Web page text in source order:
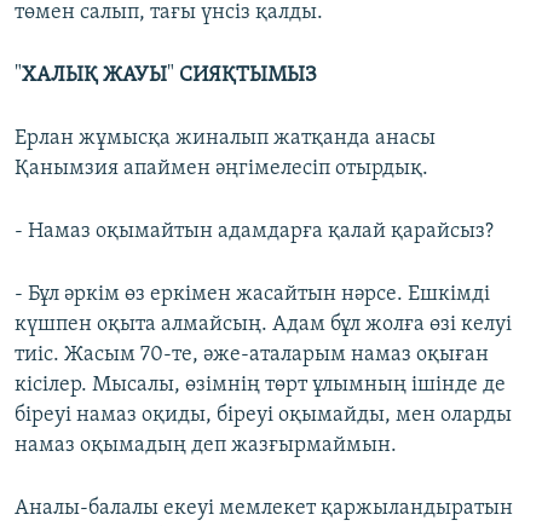
төмен салып, тағы үнсіз қалды.
"ХАЛЫҚ ЖАУЫ" СИЯҚТЫМЫЗ
Ерлан жұмысқа жиналып жатқанда анасы
Қанымзия апаймен әңгімелесіп отырдық.
- Намаз оқымайтын адамдарға қалай қарайсыз?
- Бұл әркім өз еркімен жасайтын нәрсе. Ешкімді
күшпен оқыта алмайсың. Адам бұл жолға өзі келуі
тиіс. Жасым 70-те, әже-аталарым намаз оқыған
кісілер. Мысалы, өзімнің төрт ұлымның ішінде де
біреуі намаз оқиды, біреуі оқымайды, мен оларды
намаз оқымадың деп жазғырмаймын.
Аналы-балалы екеуі мемлекет қаржыландыратын